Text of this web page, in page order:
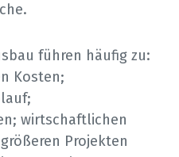
führen häufig zu:
Kosten;
wirtschaftlichen
Projekten